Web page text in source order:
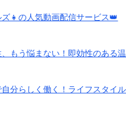
👧の人気動画配信サービス👑
もう悩まない！即効性のある
分らしく働く！ライフスタイ